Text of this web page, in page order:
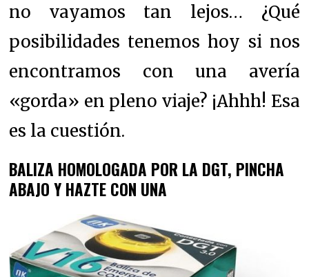
no vayamos tan lejos… ¿Qué
posibilidades tenemos hoy si nos
encontramos con una avería
«gorda» en pleno viaje? ¡Ahhh! Esa
es la cuestión.
BALIZA HOMOLOGADA POR LA DGT, PINCHA
ABAJO Y HAZTE CON UNA